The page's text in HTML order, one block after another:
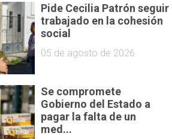
Pide Cecilia Patrón seguir
trabajado en la cohesión
social
05 de agosto de 2026
Se compromete
Gobierno del Estado a
pagar la falta de un
med...